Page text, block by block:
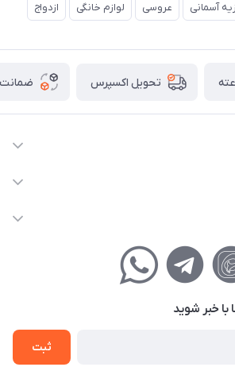
آسمانی عروسی لوازم خانگی ازدواج
تحویل اکسپرس ضمانت
خبر شوید
ثبت